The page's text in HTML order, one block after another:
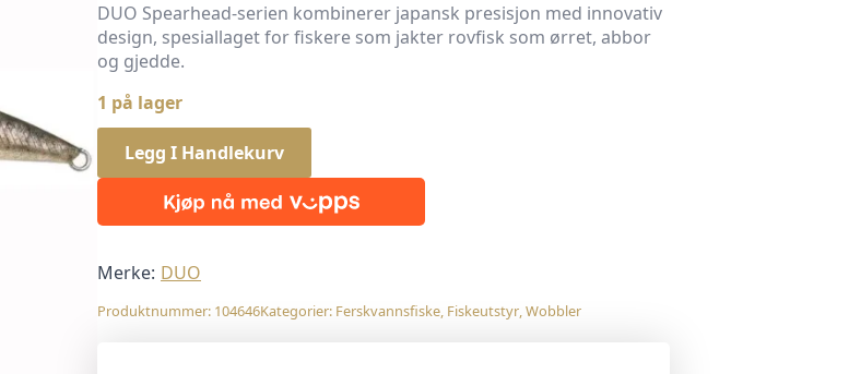
DUO Spearhead-serien kombinerer japansk presisjon med innovativ
design, spesiallaget for fiskere som jakter rovfisk som ørret, abbor
og gjedde.
1 på lager
Legg I Handlekurv
Merke: DUO
Produktnummer: 104646Kategorier: Ferskvannsfiske, Fiskeutstyr,Wobbler